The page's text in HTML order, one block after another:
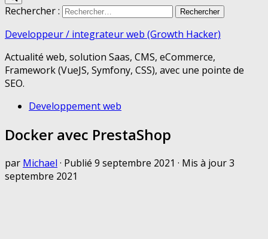
Rechercher :
Developpeur / integrateur web (Growth Hacker)
Actualité web, solution Saas, CMS, eCommerce,
Framework (VueJS, Symfony, CSS), avec une pointe de
SEO.
Developpement web
Docker avec PrestaShop
par Michael · Publié 9 septembre 2021 · Mis à jour3
septembre 2021